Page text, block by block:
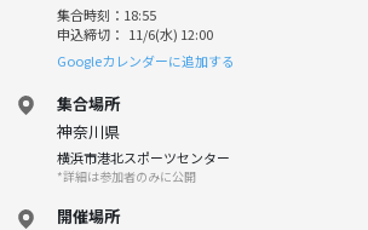
集合時刻：18:55
申込締切： 11/6(水) 12:00
Googleカレンダーに追加する
集合場所
神奈川県
横浜市港北スポーツセンター
*詳細は参加者のみに公開
開催場所